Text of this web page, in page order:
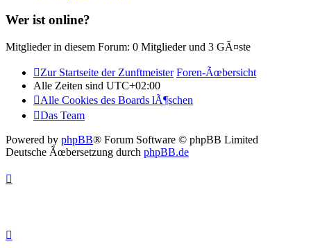
Wer ist online?
Mitglieder in diesem Forum: 0 Mitglieder und 3 GÃ¤ste
Zur Startseite der Zunftmeister Foren-Ãœbersicht
Alle Zeiten sind UTC+02:00
Alle Cookies des Boards lÃ¶schen
Das Team
Powered by phpBB® Forum Software © phpBB Limited
Deutsche Ãœbersetzung durch phpBB.de